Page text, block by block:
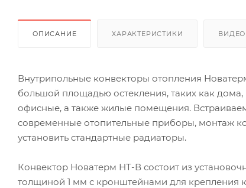
ОПИСАНИЕ ХАРАКТЕРИСТИКИ ВИДЕО
Внутрипольные конвекторы отопления
большой площадью остекления, таких как
офисные, а также жилые помещения.
современные отопительные приборы, монтаж
установить стандартные радиаторы.
Конвектор Новатерм НТ-В состоит из
толщиной 1 мм с кронштейнами для крепления